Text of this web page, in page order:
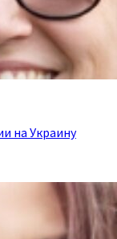
на Украину